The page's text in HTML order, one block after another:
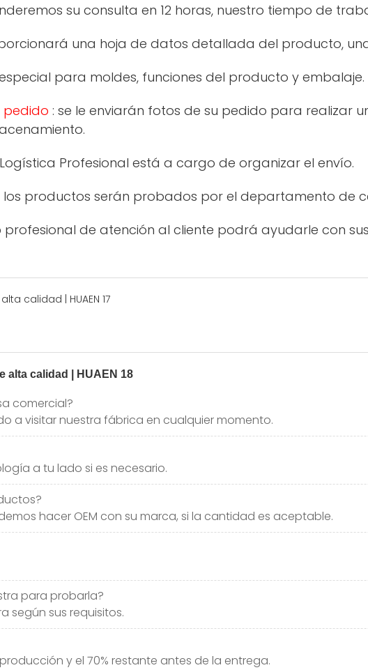
su consulta en 12 horas, nuestro tiempo de
una hoja de datos detallada del producto,
para moldes, funciones del producto y embalaje.
pedido : se le enviarán fotos de su pedido para realizar
Profesional está a cargo de organizar el envío.
los productos serán probados por el departamento de
profesional de atención al cliente podrá ayudarle con
comercial?
a visitar nuestra fábrica en cualquier momento.
a tu lado si es necesario.
hacer OEM con su marca, si la cantidad es aceptable.
para probarla?
según sus requisitos.
y el 70% restante antes de la entrega.